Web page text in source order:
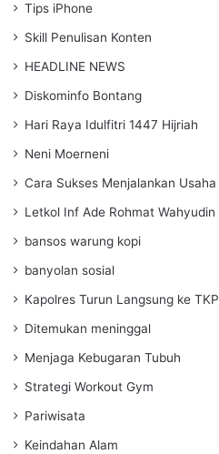
Tips iPhone
Skill Penulisan Konten
HEADLINE NEWS
Diskominfo Bontang
Hari Raya Idulfitri 1447 Hijriah
Neni Moerneni
Cara Sukses Menjalankan Usaha
Letkol Inf Ade Rohmat Wahyudin
bansos warung kopi
banyolan sosial
Kapolres Turun Langsung ke TKP
Ditemukan meninggal
Menjaga Kebugaran Tubuh
Strategi Workout Gym
Pariwisata
Keindahan Alam